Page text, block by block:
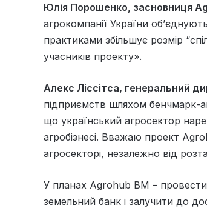
Юлія Порошенко, засновниця
агрокомпанії України
практиками збільшує розмір
учасників проекту».
Алекс Ліссітса, генеральний
підприємств шляхом бенчмарк-
що український агросектор
агробізнесі. Вважаю проект
агросекторі, незалежно від
У планах Agrohub BM –
земельний банк і залучити до